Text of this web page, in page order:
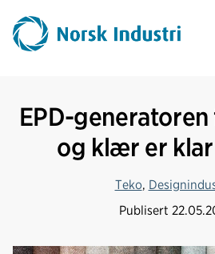
EPD-
og klær er
Teko,
Publisert